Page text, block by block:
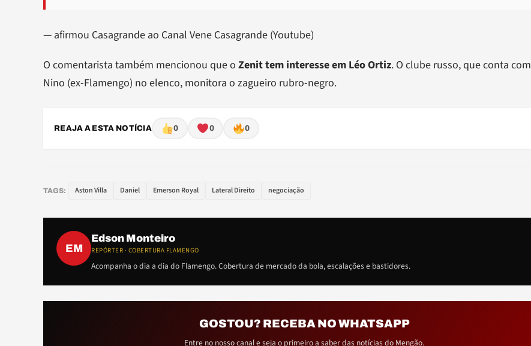
— afirmou Casagrande ao Canal Vene Casagrande (Youtube)
O comentarista também mencionou que o Zenit tem interesse em Léo Ortiz. O clube russo, que conta com
Nino (ex-Flamengo) no elenco, monitora o zagueiro rubro-negro.
REAJA A ESTA NOTÍCIA 0 0 0
TAGS: Aston Villa Daniel Emerson Royal Lateral Direito negociação
EM
Edson Monteiro
REPÓRTER · COBERTURA FLAMENGO
Acompanha o dia a dia do Flamengo. Cobertura de mercado da bola, escalações e bastidores.
GOSTOU? RECEBA NO WHATSAPP
Entre no nosso canal e seja o primeiro a saber das notícias do Mengão.